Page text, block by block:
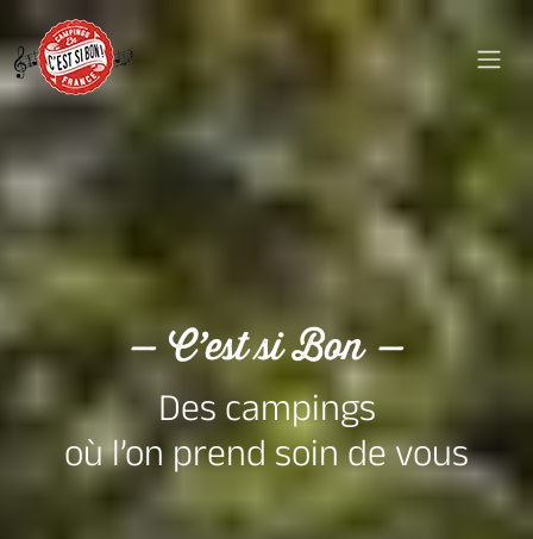
— C’est si Bon —
Des campings
où l’on prend soin de vous